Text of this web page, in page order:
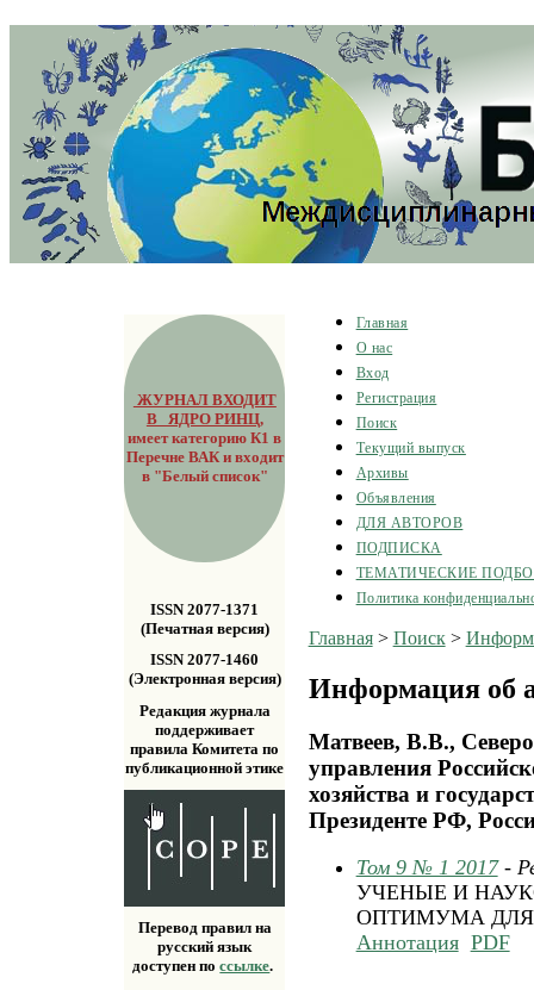
ЖУРНАЛ ВХОДИТ
В ЯДРО РИНЦ,
имеет категорию К1 в
Перечне ВАК и входит
в "Белый список"
ISSN 2077-1371
(Печатная версия)
ISSN 2077-1460
(Электронная версия)
Редакция журнала
поддерживает
правила Комитета по
публикационной этике
Перевод правил на
русский язык
доступен поссылке.
Главная
О нас
Вход
Регистрация
Поиск
Текущий выпуск
Архивы
Объявления
ДЛЯ АВТОРОВ
ПОДПИСКА
ТЕМАТИЧЕСКИЕ
Политика
Главная> Поиск>
Информация об
Матвеев, В.В.,
управления
хозяйства и
Президенте РФ,
Том 9 № 1 2017-
УЧЕНЫЕ И
ОПТИМУМА
Аннотация PDF